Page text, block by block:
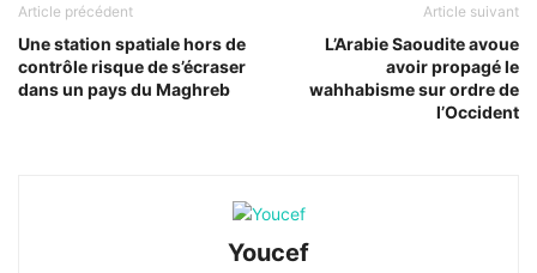
Article précédent
Une station spatiale hors de
contrôle risque de s’écraser
dans un pays du Maghreb
Article suivant
L’Arabie Saoudite avoue
avoir propagé le
wahhabisme sur ordre de
l’Occident
Youcef